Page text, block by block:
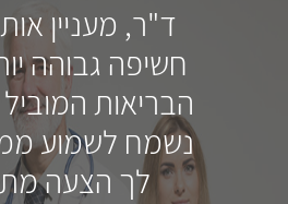
ד"ר, מעניין
חשיפה גבוהה
הבריאות
נשמח לשמוע
לך הצעה